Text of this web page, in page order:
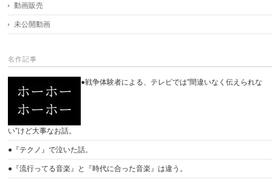
動画販売
未公開動画
名作記事
●戦争体験者による、テレビでは”間違いなく伝えられな
い”けど大事なお話。
●『テクノ』で泣いた話。
●『流行ってる音楽』と『時代に合った音楽』は違う。